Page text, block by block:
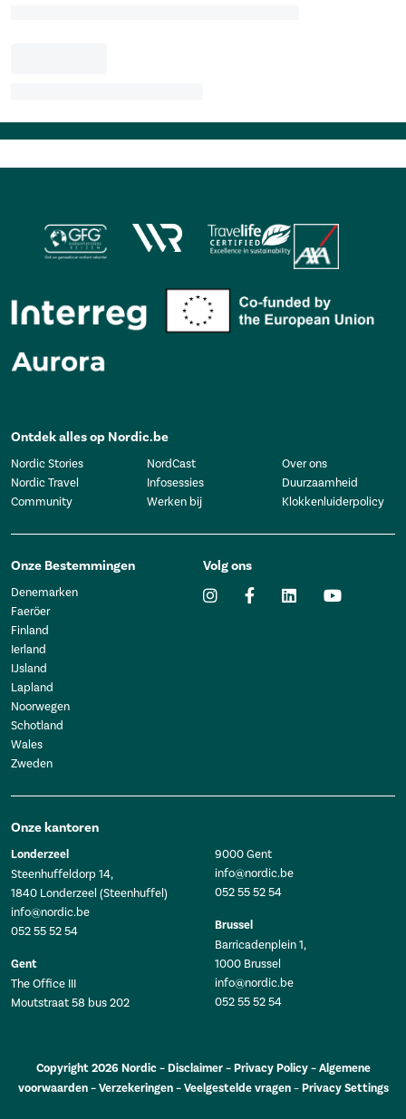
Ontdek alles op Nordic.be
Nordic Stories
Nordic Travel
Community
NordCast
Infosessies
Werken bij
Over ons
Duurzaamheid
Klokkenluiderpolicy
Onze Bestemmingen
Denemarken
Faeröer
Finland
Ierland
IJsland
Lapland
Noorwegen
Schotland
Wales
Zweden
Volg ons
Onze kantoren
Londerzeel
Steenhuffeldorp 14,
1840 Londerzeel (Steenhuffel)
info@nordic.be
052 55 52 54
Gent
The Office III
Moutstraat 58 bus 202
9000 Gent
info@nordic.be
052 55 52 54
Brussel
Barricadenplein 1,
1000 Brussel
info@nordic.be
052 55 52 54
Copyright 2026 Nordic – Disclaimer– Privacy Policy–Algemene
voorwaarden–Verzekeringen –Veelgestelde vragen– Privacy Settings